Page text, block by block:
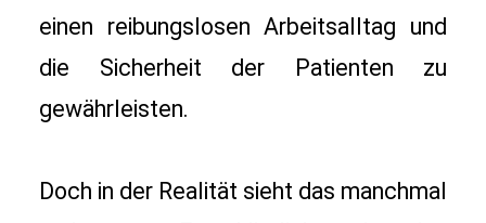
einen reibungslosen Arbeitsalltag und
die Sicherheit der Patienten zu
gewährleisten.
Doch in der Realität sieht das manchmal